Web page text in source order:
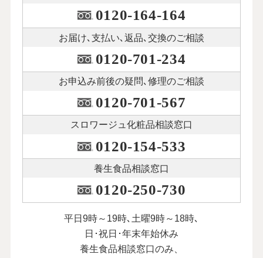
0120-164-164
お届け､支払い､ 返品､交換のご相談
0120-701-234
お申込み前後の疑問､修理のご相談
0120-701-567
スロワージュ化粧品相談窓口
0120-154-533
養生食品相談窓口
0120-250-730
平日9時～19時､土曜9時～18時､
日･祝日･年末年始休み
養生食品相談窓口のみ、